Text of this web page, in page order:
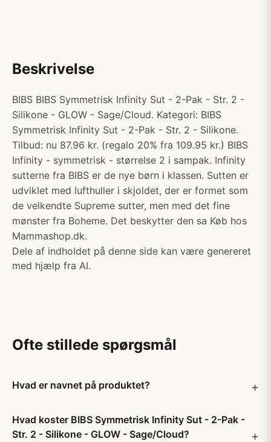
Beskrivelse
BIBS BIBS Symmetrisk Infinity Sut - 2-Pak - Str. 2 -
Silikone - GLOW - Sage/Cloud. Kategori: BIBS
Symmetrisk Infinity Sut - 2-Pak - Str. 2 - Silikone.
Tilbud: nu 87.96 kr. (regalo 20% fra 109.95 kr.) BIBS
Infinity - symmetrisk - størrelse 2 i sampak. Infinity
sutterne fra BIBS er de nye børn i klassen. Sutten er
udviklet med lufthuller i skjoldet, der er formet som
de velkendte Supreme sutter, men med det fine
mønster fra Boheme. Det beskytter den sa Køb hos
Mammashop.dk.
Dele af indholdet på denne side kan være genereret
med hjælp fra AI.
Ofte stillede spørgsmål
Hvad er navnet på produktet?
Hvad koster BIBS Symmetrisk Infinity Sut - 2-Pak -
Str. 2 - Silikone - GLOW - Sage/Cloud?